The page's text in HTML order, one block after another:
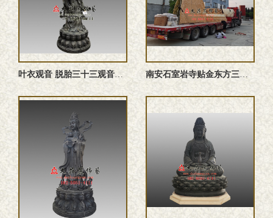
叶衣观音 脱胎三十三观音佛像 南安石室岩寺贴金东方三圣佛像安装现场